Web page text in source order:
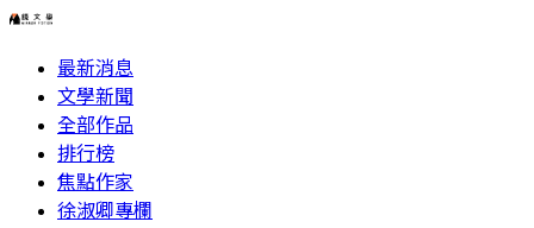
最新消息
文學新聞
全部作品
排行榜
焦點作家
徐淑卿專欄